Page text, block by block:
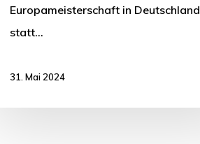
Europameisterschaft in Deutschland
statt…
31. Mai 2024